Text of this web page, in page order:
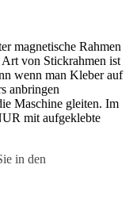
magnetische Rahmen
Art von Stickrahmen ist
wenn man Kleber auf
anbringen
Maschine gleiten. Im
mit aufgeklebte
in den